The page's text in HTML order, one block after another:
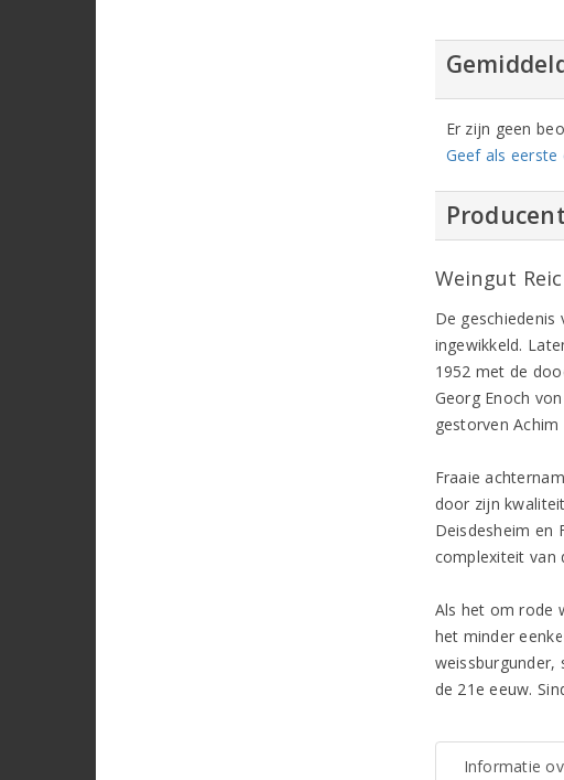
Er zijn geen
Geef als
Weingut
De geschiedenis
ingewikkeld.
1952 met de
Georg Enoch
gestorven
Fraaie
door zijn
Deisdesheim en
complexiteit van
Als het om rode
het minder
weissburgunder,
de 21e eeuw.
Informatie